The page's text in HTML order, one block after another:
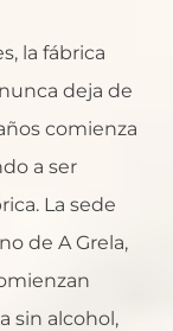
la fábrica
deja de
comienza
a ser
La sede
de A Grela,
sin alcohol,